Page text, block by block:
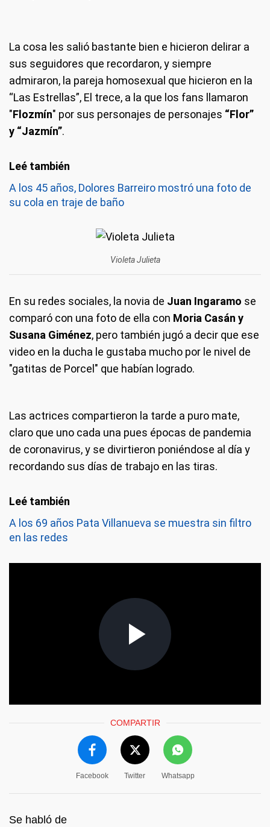
La cosa les salió bastante bien e hicieron delirar a
sus seguidores que recordaron, y siempre
admiraron, la pareja homosexual que hicieron en la
“Las Estrellas”, El trece, a la que los fans llamaron
"Flozmín" por sus personajes de personajes “Flor”
y “Jazmín”.
A los 45 años, Dolores Barreiro mostró una foto de
su cola en traje de baño
Violeta Julieta
En su redes sociales, la novia de Juan Ingaramo se
comparó con una foto de ella con Moria Casán y
Susana Giménez, pero también jugó a decir que ese
video en la ducha le gustaba mucho por le nivel de
"gatitas de Porcel" que habían logrado.
Las actrices compartieron la tarde a puro mate,
claro que uno cada una pues épocas de pandemia
de coronavirus, y se divirtieron poniéndose al día y
recordando sus días de trabajo en las tiras.
A los 69 años Pata Villanueva se muestra sin filtro
en las redes
COMPARTIR
Facebook Twitter Whatsapp
Se habló de